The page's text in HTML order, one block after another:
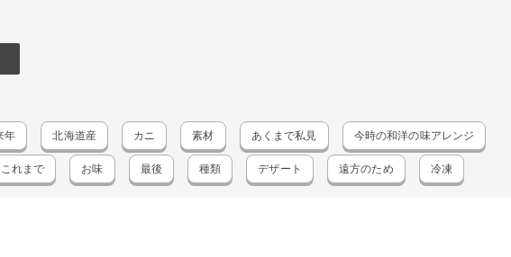
年 北海道産 カニ 素材 あくまで私見 今時の和洋の味アレンジ
これまで お味 最後 種類 デザート 遠方のため 冷凍